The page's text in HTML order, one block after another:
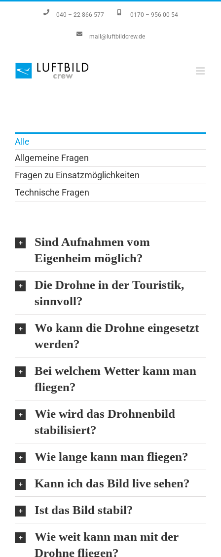
040 – 22 866 577 0170 – 956 00 54
mail@luftbildcrew.de
Alle
Allgemeine Fragen
Fragen zu Einsatzmöglichkeiten
Technische Fragen
Sind Aufnahmen vom
Eigenheim möglich?
Die Drohne in der Touristik,
sinnvoll?
Wo kann die Drohne eingesetzt
werden?
Bei welchem Wetter kann man
fliegen?
Wie wird das Drohnenbild
stabilisiert?
Wie lange kann man fliegen?
Kann ich das Bild live sehen?
Ist das Bild stabil?
Wie weit kann man mit der
Drohne fliegen?